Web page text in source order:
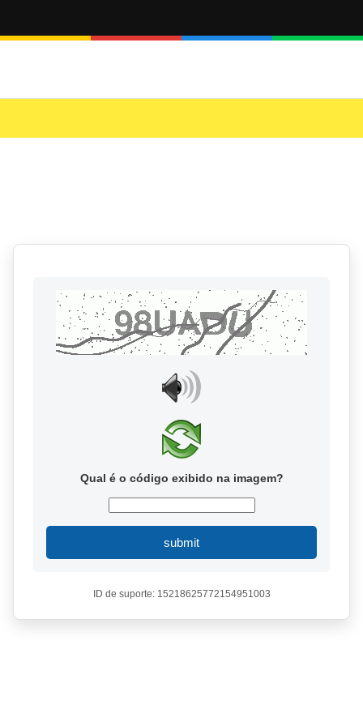
Qual é o código exibido na imagem?
submit
ID de suporte: 15218625772154951003